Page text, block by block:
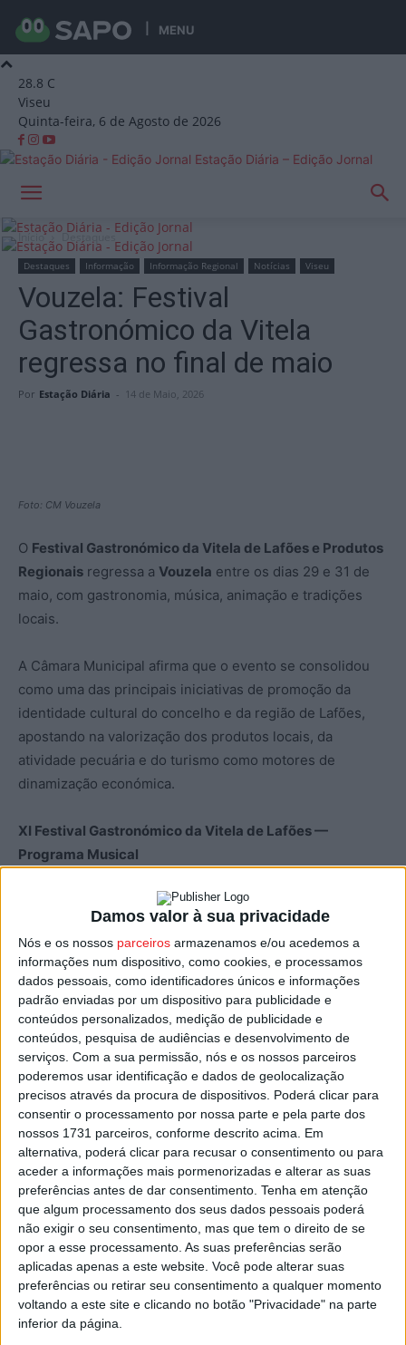
Damos valor à sua privacidade
Nós e os nossos parceiros armazenamos e/ou acedemos a
informações num dispositivo, como cookies, e processamos
dados pessoais, como identificadores únicos e informações
padrão enviadas por um dispositivo para publicidade e
conteúdos personalizados, medição de publicidade e
conteúdos, pesquisa de audiências e desenvolvimento de
serviços. Com a sua permissão, nós e os nossos parceiros
poderemos usar identificação e dados de geolocalização
precisos através da procura de dispositivos. Poderá clicar para
consentir o processamento por nossa parte e pela parte dos
nossos 1731 parceiros, conforme descrito acima. Em
alternativa, poderá clicar para recusar o consentimento ou para
aceder a informações mais pormenorizadas e alterar as suas
preferências antes de dar consentimento. Tenha em atenção
que algum processamento dos seus dados pessoais poderá
não exigir o seu consentimento, mas que tem o direito de se
opor a esse processamento. As suas preferências serão
aplicadas apenas a este website. Você pode alterar suas
preferências ou retirar seu consentimento a qualquer momento
voltando a este site e clicando no botão "Privacidade" na parte
inferior da página.
MENU
28.8 C
Viseu
Quinta-feira, 6 de Agosto de 2026
Estação Diária – Edição Jornal
Início Destaques
Destaques Informação Informação Regional Notícias Viseu
Vouzela: Festival
Gastronómico da Vitela
regressa no final de maio
Por Estação Diária - 14 de Maio, 2026
Foto: CM Vouzela
O Festival Gastronómico da Vitela de Lafões e Produtos
Regionais regressa a Vouzela entre os dias 29 e 31 de
maio, com gastronomia, música, animação e tradições
locais.
A Câmara Municipal afirma que o evento se consolidou
como uma das principais iniciativas de promoção da
identidade cultural do concelho e da região de Lafões,
apostando na valorização dos produtos locais, da
atividade pecuária e do turismo como motores de
dinamização económica.
XI Festival Gastronómico da Vitela de Lafões —
Programa Musical
29 de maio (Sexta-feira)
19:30 — Abertura oficial com arruada pela Sociedade
Musical C. R. de Paços de Vilharigues
20:00 — Violin La Mouche
22:15 — Sons do Minho
23:15 — DJ Luiz T
30 de maio (Sábado)
20:00 — Tiago Soares
22:15 — Luís Martelo: Sinatra in Brass com Filarmónica
Verdi Cambrense
23:45 — Mico da Câmara Pereira — Noite de Música